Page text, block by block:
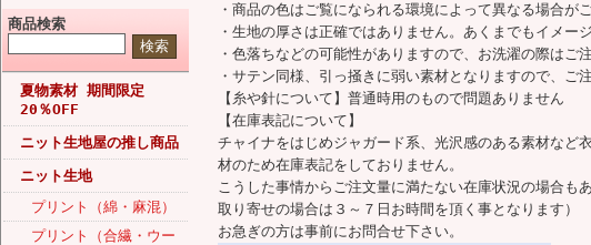
商品検索
夏物素材 期間限定
20％OFF
ニット生地屋の推し商品
ニット生地
プリント（綿・麻混）
プリント（合繊・ウー
・商品の色はご覧になられる環境によって異なる場合が
・生地の厚さは正確ではありません。あくまでもイメー
・色落ちなどの可能性がありますので、お洗濯の際はご
・サテン同様、引っ掻きに弱い素材となりますので、ご
【糸や針について】普通時用のもので問題ありません
【在庫表記について】
チャイナをはじめジャガード系、光沢感のある素材など
材のため在庫表記をしておりません。
こうした事情からご注文量に満たない在庫状況の場合も
取り寄せの場合は３～７日お時間を頂く事となります）
お急ぎの方は事前にお問合せ下さい。